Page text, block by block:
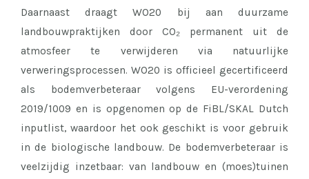
Daarnaast draagt WO20 bij aan duurzame
landbouwpraktijken door CO₂ permanent uit de
atmosfeer te verwijderen via natuurlijke
verweringsprocessen. WO20 is officieel gecertificeerd
als bodemverbeteraar volgens EU-verordening
2019/1009 en is opgenomen op de FiBL/SKAL Dutch
inputlist, waardoor het ook geschikt is voor gebruik
in de biologische landbouw. De bodemverbeteraar is
veelzijdig inzetbaar: van landbouw en (moes)tuinen